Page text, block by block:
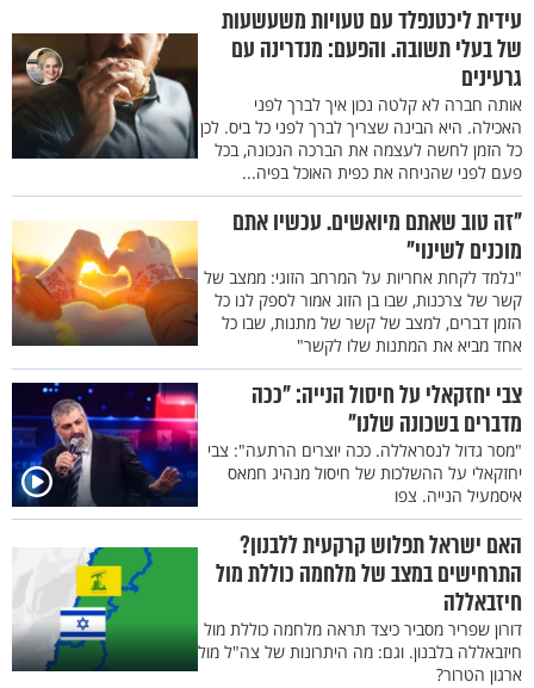
עידית ליכטנפלד עם טעויות משעשעות
של בעלי תשובה. והפעם: מנדרינה עם
גרעינים
אותה חברה לא קלטה נכון איך לברך לפני
האכילה. היא הבינה שצריך לברך לפני כל ביס. לכן
כל הזמן לחשה לעצמה את הברכה הנכונה, בכל
פעם לפני שהניחה את כפית האוכל בפיה...
"זה טוב שאתם מיואשים. עכשיו אתם
מוכנים לשינוי"
"נלמד לקחת אחריות על המרחב הזוגי: ממצב של
קשר של צרכנות, שבו בן הזוג אמור לספק לנו כל
הזמן דברים, למצב של קשר של מתנות, שבו כל
אחד מביא את המתנות שלו לקשר"
צבי יחזקאלי על חיסול הנייה: "ככה
מדברים בשכונה שלנו"
"מסר גדול לנסראללה. ככה יוצרים הרתעה": צבי
יחזקאלי על ההשלכות של חיסול מנהיג חמאס
איסמעיל הנייה. צפו
האם ישראל תפלוש קרקעית ללבנון?
התרחישים במצב של מלחמה כוללת מול
חיזבאללה
דורון שפריר מסביר כיצד תראה מלחמה כוללת מול
חיזבאללה בלבנון. וגם: מה היתרונות של צה"ל מול
ארגון הטרור?